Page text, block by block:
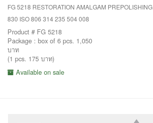
FG 5218 RESTORATION AMALGAM PREPOLISHING
830 ISO 806 314 235 504 008
Product # FG 5218
Package : box of 6 pcs. 1,050
บาท
(1 pcs. 175 บาท)
Available on sale